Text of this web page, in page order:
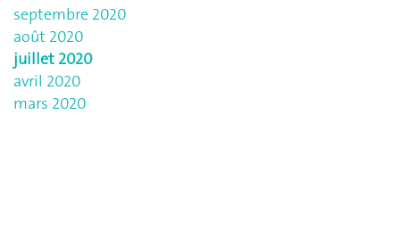
septembre 2020
août 2020
juillet 2020
avril 2020
mars 2020